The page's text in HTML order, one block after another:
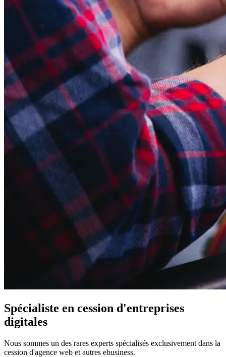
Spécialiste en cession d'entreprises
digitales
Nous sommes un des rares experts spécialisés exclusivement dans la
cession d'agence web et autres ebusiness.